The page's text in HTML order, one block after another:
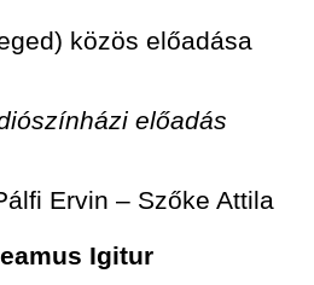
közös előadása
előadás
Ervin – Szőke Attila
Igitur